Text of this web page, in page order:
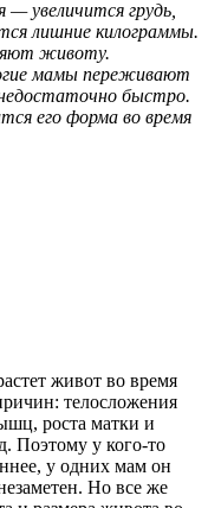
увеличится грудь,
лишние килограммы.
животу.
мамы переживают
быстро.
его форма во время
живот во время
телосложения
роста матки и
Поэтому у кого-то
у одних мам он
Но все же